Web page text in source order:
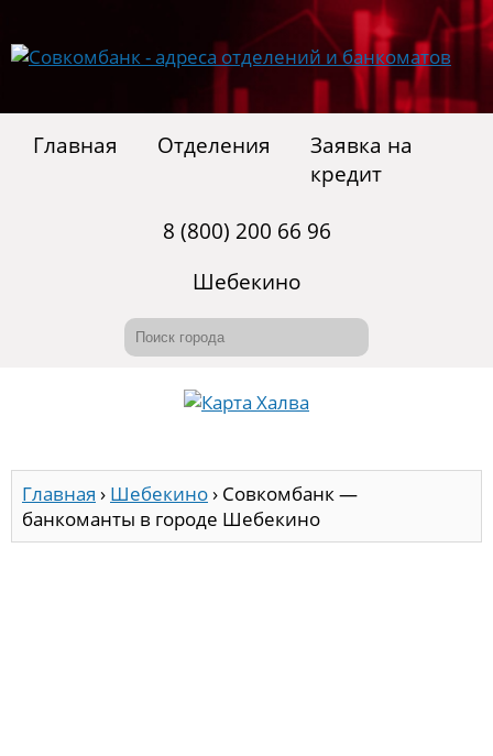
Главная Отделения
Заявка на
кредит
8 (800) 200 66 96
Шебекино
Главная › Шебекино› Совкомбанк —
банкоманты в городе Шебекино